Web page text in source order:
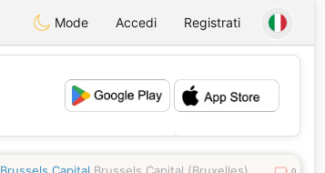
Mode Accedi Registrati